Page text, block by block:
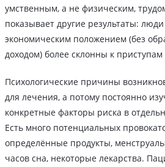
умственным, а не физическим,
показывает другие результаты:
экономическим положением (без
доходом) более склонны к приступам
Психологические причины
для лечения, а потому постоянно
конкретные факторы риска в
Есть много потенциальных
определённые продукты,
часов сна, некоторые лекарства.